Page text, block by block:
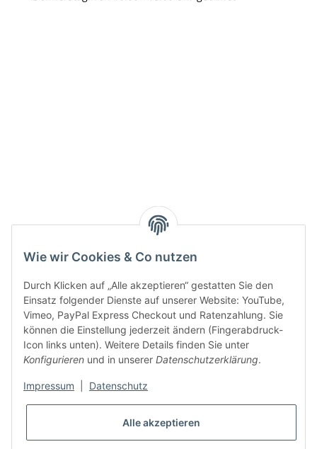
Wie wir Cookies & Co nutzen
Durch Klicken auf „Alle akzeptieren“ gestatten Sie den
Einsatz folgender Dienste auf unserer Website: YouTube,
Vimeo, PayPal Express Checkout und Ratenzahlung. Sie
können die Einstellung jederzeit ändern (Fingerabdruck-
Icon links unten). Weitere Details finden Sie unter
Konfigurieren und in unserer Datenschutzerklärung.
Impressum Datenschutz
Alle akzeptieren
Gesetzliche Informationen
* Alle Preise inkl. gesetzlicher USt., zzgl.